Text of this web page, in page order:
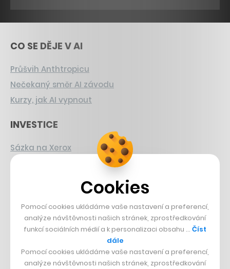
CO SE DĚJE V AI
Průšvih Anthtropicu
Nečekaný směr AI závodu
Kurzy, jak AI vypnout
INVESTICE
Sázka na Xerox
Strnad v Pirelli
PŘÍBĚHY Z GASTRA
Boční projekt, co se zvrtnul
Francouzský šéfkuchař na Šumavě
Dva golfisti, co pečou
Cookies
Pomocí cookies ukládáme vaše nastavení a preferencí,
analýze návštěvnosti našich stránek, zprostředkování
funkcí sociálních médií a k personalizaci obsahu … Číst
dále
Pomocí cookies ukládáme vaše nastavení a preferencí,
analýze návštěvnosti našich stránek, zprostředkování